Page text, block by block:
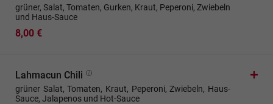
grüner, Salat, Tomaten, Gurken, Kraut, Peperoni, Zwiebeln
und Haus-Sauce
8,00 €
Lahmacun Chili
grüner Salat, Tomaten, Kraut, Peperoni, Zwiebeln, Haus-
Sauce, Jalapenos und Hot-Sauce